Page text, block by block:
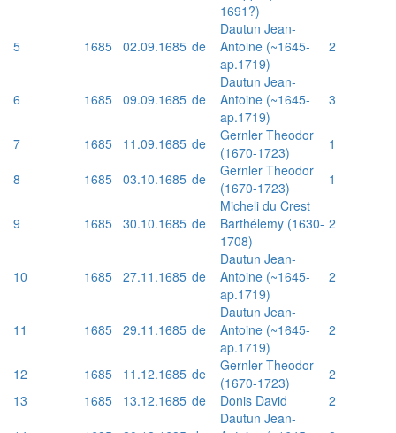
1691?)
5 1685 02.09.1685 de
Dautun Jean-
Antoine (~1645-
ap.1719)
2
6 1685 09.09.1685 de
Dautun Jean-
Antoine (~1645-
ap.1719)
3
7 1685 11.09.1685 de
Gernler Theodor
(1670-1723)
1
8
1685 03.10.1685 de
Gernler Theodor
(1670-1723)
1
9 1685 30.10.1685 de
Micheli du Crest
Barthélemy (1630-
1708)
2
10 1685 27.11.1685 de
Dautun Jean-
Antoine (~1645-
ap.1719)
2
11 1685 29.11.1685 de
Dautun Jean-
Antoine (~1645-
ap.1719)
2
12 1685 11.12.1685 de
Gernler Theodor
(1670-1723)
2
13
1685 13.12.1685 de Donis David
2
Dautun Jean-